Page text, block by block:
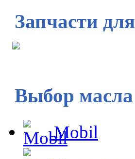
Запчасти
Выбор
Mobil